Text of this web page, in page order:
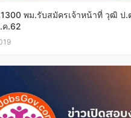
พม.รับสมัครเจ้าหน้าที่ วุฒิ ป.
.62